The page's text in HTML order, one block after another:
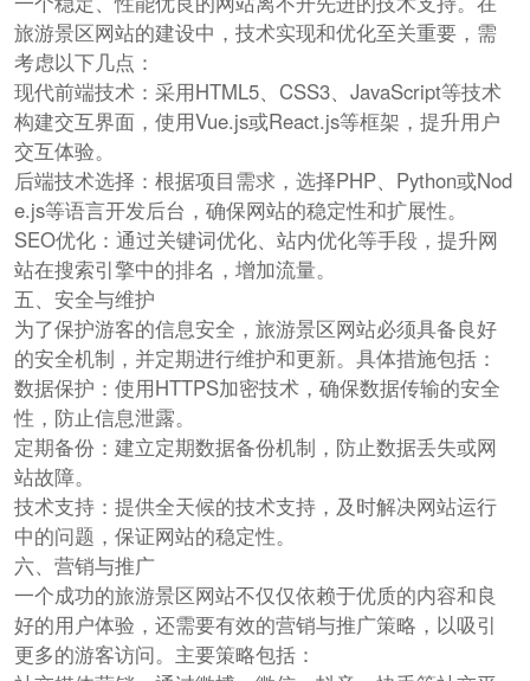
旅游景区网站的建设中，技术实现和优化至关重要，需
考虑以下几点：
现代前端技术：采用HTML5、CSS3、JavaScript等技术
构建交互界面，使用Vue.js或React.js等框架，提升用户
交互体验。
后端技术选择：根据项目需求，选择PHP、Python或Nod
e.js等语言开发后台，确保网站的稳定性和扩展性。
SEO优化：通过关键词优化、站内优化等手段，提升网
站在搜索引擎中的排名，增加流量。
五、安全与维护
为了保护游客的信息安全，旅游景区网站必须具备良好
的安全机制，并定期进行维护和更新。具体措施包括：
数据保护：使用HTTPS加密技术，确保数据传输的安全
性，防止信息泄露。
定期备份：建立定期数据备份机制，防止数据丢失或网
站故障。
技术支持：提供全天候的技术支持，及时解决网站运行
中的问题，保证网站的稳定性。
六、营销与推广
一个成功的旅游景区网站不仅仅依赖于优质的内容和良
好的用户体验，还需要有效的营销与推广策略，以吸引
更多的游客访问。主要策略包括：